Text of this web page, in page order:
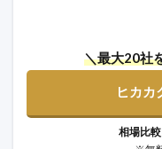
＼最大20社
ヒカカ
相場比